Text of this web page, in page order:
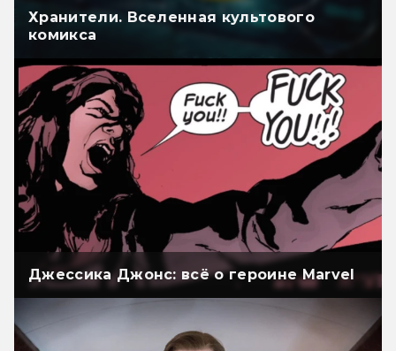
Хранители. Вселенная культового
комикса
Джессика Джонс: всё о героине Marvel